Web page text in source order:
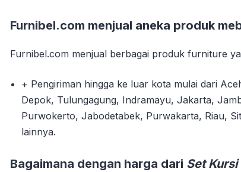
Furnibel.com menjual aneka produk
Furnibel.com menjual berbagai produk furniture
+ Pengiriman hingga ke luar kota mulai dari
Depok, Tulungagung, Indramayu, Jakarta,
Purwokerto, Jabodetabek, Purwakarta, Riau,
lainnya.
Bagaimana dengan harga dari Set